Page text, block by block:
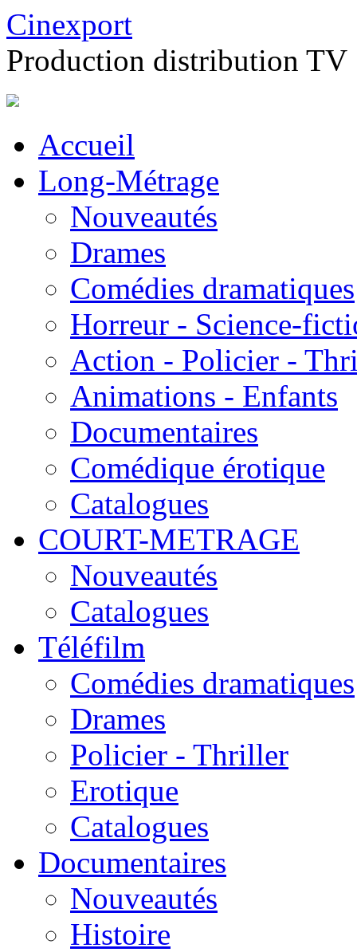
Cinexport
Production distribution TV
Accueil
Long-Métrage
Nouveautés
Drames
Comédies dramatiques
Horreur - Science-
Action - Policier -
Animations - Enfants
Documentaires
Comédique érotique
Catalogues
COURT-METRAGE
Nouveautés
Catalogues
Téléfilm
Comédies dramatiques
Drames
Policier - Thriller
Erotique
Catalogues
Documentaires
Nouveautés
Histoire